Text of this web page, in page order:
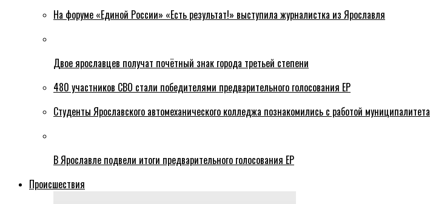
На форуме «Единой России» «Есть результат!» выступила журналистка из Ярославля
Двое ярославцев получат почётный знак города третьей степени
480 участников СВО стали победителями предварительного голосования ЕР
Студенты Ярославского автомеханического колледжа познакомились с работой муниципалитета
В Ярославле подвели итоги предварительного голосования ЕР
Происшествия